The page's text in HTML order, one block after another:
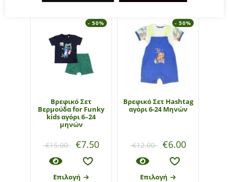
- 50%
Βρεφικό Σετ
Βερμούδα for Funky
kids αγόρι 6–24
μηνών
€15.00 €7.50
Επιλογή
- 50%
Bρεφικό Σετ Hashtag
αγόρι 6-24 Μηνών
€12.00 €6.00
Επιλογή